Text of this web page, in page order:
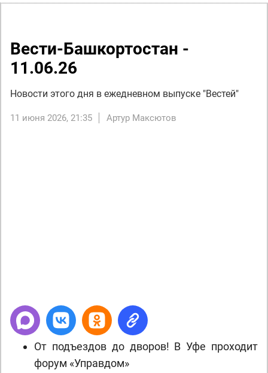
Вести-Башкортостан -
11.06.26
Новости этого дня в ежедневном выпуске "Вестей"
11 июня 2026, 21:35 Артур Максютов
От подъездов до дворов! В Уфе проходит
форум «Управдом»